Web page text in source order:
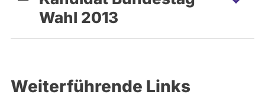
Wahl 2013
Weiterführende Links